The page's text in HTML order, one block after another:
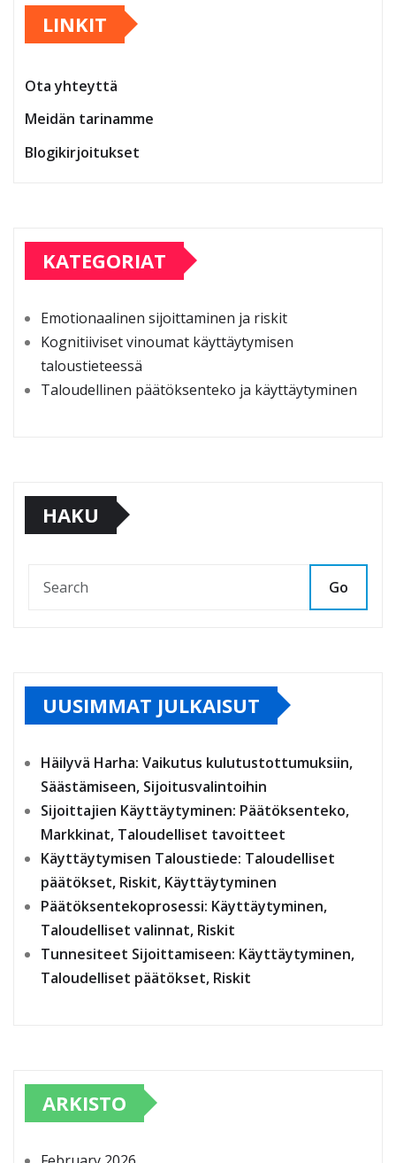
LINKIT
Ota yhteyttä
Meidän tarinamme
Blogikirjoitukset
KATEGORIAT
Emotionaalinen sijoittaminen ja riskit
Kognitiiviset vinoumat käyttäytymisen
taloustieteessä
Taloudellinen päätöksenteko ja käyttäytyminen
HAKU
Go
UUSIMMAT JULKAISUT
Häilyvä Harha: Vaikutus kulutustottumuksiin,
Säästämiseen, Sijoitusvalintoihin
Sijoittajien Käyttäytyminen: Päätöksenteko,
Markkinat, Taloudelliset tavoitteet
Käyttäytymisen Taloustiede: Taloudelliset
päätökset, Riskit, Käyttäytyminen
Päätöksentekoprosessi: Käyttäytyminen,
Taloudelliset valinnat, Riskit
Tunnesiteet Sijoittamiseen: Käyttäytyminen,
Taloudelliset päätökset, Riskit
ARKISTO